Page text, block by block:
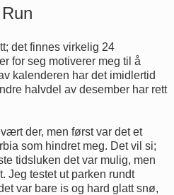
det finnes virkelig 24
for seg motiverer meg til å
kalenderen har det imidlertid
halvdel av desember har rett
der, men først var det et
som hindret meg. Det vil si;
tidsluken det var mulig, men
Jeg testet ut parken rundt
var bare is og hard glatt snø,